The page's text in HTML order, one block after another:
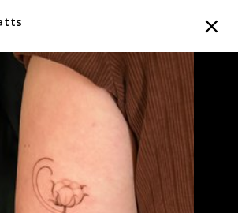
TATTOOARTIST
Marusia Tatts
/ Dotwork / Graficzny / Sketch / Kaligrafia /
work / Fineline / Outline / Minimalizm
WIADOMOŚĆ